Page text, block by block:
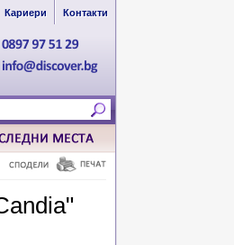
Кариери Контакти